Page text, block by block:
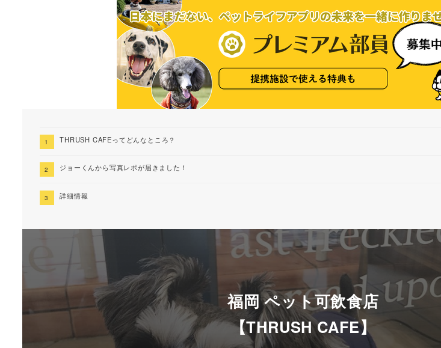
THRUSH CAFEってどんなところ？
ジョーくんから写真レポが届きました！
詳細情報
福岡 ペット可飲食店
【THRUSH CAFE】